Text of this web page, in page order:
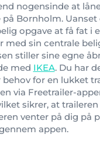
nogensinde at
på Bornholm.
opgave at få fat i
med sin centrale
stiller sine egne
med IKEA. Du har
behov for en lukket
via Freetrailer-
sikrer, at
venter på dig på
appen.